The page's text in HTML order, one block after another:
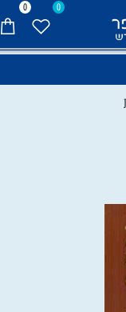
0 0